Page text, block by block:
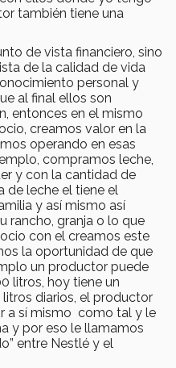
también tiene una
de vista financiero, sino
de la calidad de vida
personal y
al final ellos son
entonces en el mismo
creamos valor en la
operando en esas
compramos leche,
y con la cantidad de
de leche el tiene el
y así mismo así
rancho, granja o lo que
con el creamos este
la oportunidad de que
un productor puede
litros, hoy tiene un
diarios, el productor
a sí mismo como tal y le
y por eso le llamamos
entre Nestlé y el